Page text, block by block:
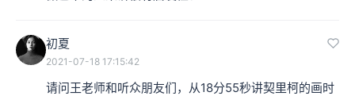
初夏
2021-07-18 17:15:42
请问王老师和听众朋友们，从18分55秒讲契里柯的画时